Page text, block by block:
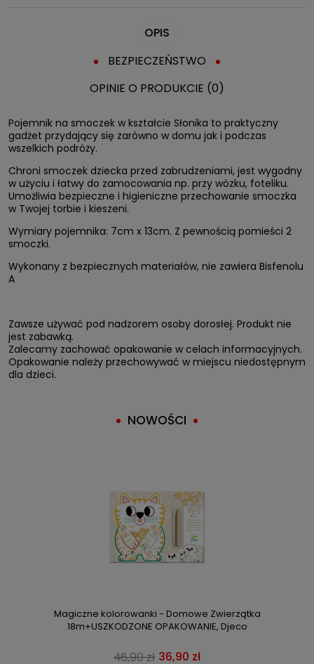
OPIS
BEZPIECZEŃSTWO
OPINIE O PRODUKCIE (0)
Pojemnik na smoczek w kształcie Słonika to praktyczny
gadżet przydający się zarówno w domu jak i podczas
wszelkich podróży.
Chroni smoczek dziecka przed zabrudzeniami, jest wygodny
w użyciu i łatwy do zamocowania np. przy wózku, foteliku.
Umożliwia bezpieczne i higieniczne przechowanie smoczka
w Twojej torbie i kieszeni.
Wymiary pojemnika: 7cm x 13cm. Z pewnością pomieści 2
smoczki.
Wykonany z bezpiecznych materiałów, nie zawiera Bisfenolu
A
Zawsze używać pod nadzorem osoby dorosłej. Produkt nie
jest zabawką.
Zalecamy zachować opakowanie w celach informacyjnych.
Opakowanie należy przechowywać w miejscu niedostępnym
dla dzieci.
NOWOŚCI
Magiczne kolorowanki - Domowe Zwierzątka
18m+USZKODZONE OPAKOWANIE, Djeco
46,90 zł 36,90 zł